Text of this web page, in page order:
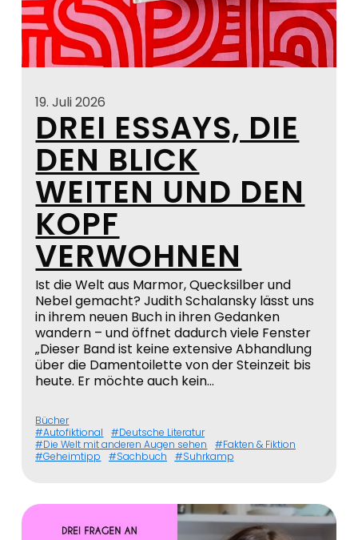
19. Juli 2026
DREI ESSAYS, DIE
DEN BLICK
WEITEN UND DEN
KOPF
VERWOHNEN
Ist die Welt aus Marmor, Quecksilber und
Nebel gemacht? Judith Schalansky lässt uns
in ihrem neuen Buch in ihren Gedanken
wandern – und öffnet dadurch viele Fenster
„Dieser Band ist keine extensive Abhandlung
über die Damentoilette von der Steinzeit bis
heute. Er möchte auch kein…
Bücher
Autofiktional
Deutsche Literatur
Die Welt mit anderen Augen sehen
Fakten & Fiktion
Geheimtipp
Sachbuch Suhrkamp